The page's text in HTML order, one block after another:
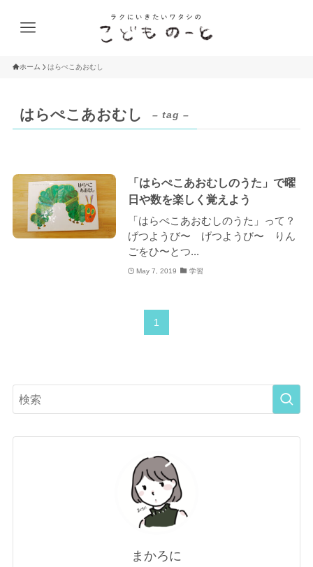
ホーム はらぺこあおむし
はらぺこあおむし – tag –
「はらぺこあおむしのうた」で曜
日や数を楽しく覚えよう
「はらぺこあおむしのうた」って？
げつようび〜 げつようび〜 りん
ごをひ〜とつ...
May 7, 2019 学習
1
まかろに